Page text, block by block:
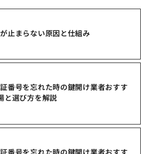
止まらない原因と仕組み
番号を忘れた時の鍵開け業者おすす
と選び方を解説
番号を忘れた時の鍵開け業者おすす